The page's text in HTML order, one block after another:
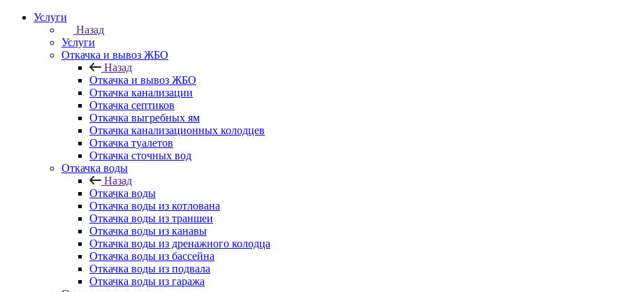
Услуги
Назад
Услуги
Откачка и вывоз ЖБО
Назад
Откачка и вывоз ЖБО
Откачка канализации
Откачка септиков
Откачка выгребных ям
Откачка канализационных колодцев
Откачка туалетов
Откачка сточных вод
Откачка воды
Назад
Откачка воды
Откачка воды из котлована
Откачка воды из траншеи
Откачка воды из канавы
Откачка воды из дренажного колодца
Откачка воды из бассейна
Откачка воды из подвала
Откачка воды из гаража